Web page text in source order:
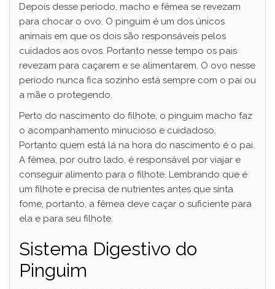
Depois desse período, macho e fêmea se revezam
para chocar o ovo. O pinguim é um dos únicos
animais em que os dois são responsáveis pelos
cuidados aos ovos. Portanto nesse tempo os pais
revezam para caçarem e se alimentarem. O ovo nesse
período nunca fica sozinho está sempre com o pai ou
a mãe o protegendo.
Perto do nascimento do filhote, o pinguim macho faz
o acompanhamento minucioso e cuidadoso.
Portanto quem está lá na hora do nascimento é o pai.
A fêmea, por outro lado, é responsável por viajar e
conseguir alimento para o filhote. Lembrando que é
um filhote e precisa de nutrientes antes que sinta
fome, portanto, a fêmea deve caçar o suficiente para
ela e para seu filhote.
Sistema Digestivo do
Pinguim